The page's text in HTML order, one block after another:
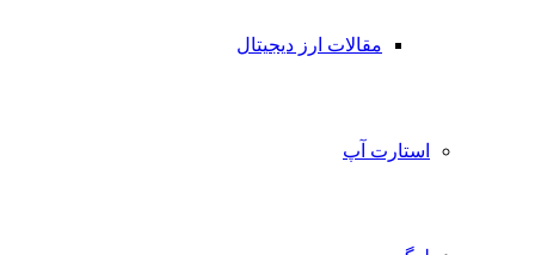
مقالات ارز دیجیتال
استارت آپ